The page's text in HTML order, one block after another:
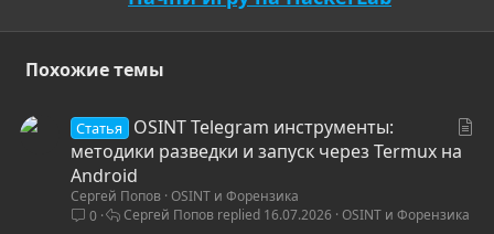
Похожие темы
Статья
OSINT Telegram инструменты:
методики разведки и запуск через Termux на
Android
Сергей Попов OSINT и Форензика
0
OSINT и Форензика
16.07.2026
Сергей Попов